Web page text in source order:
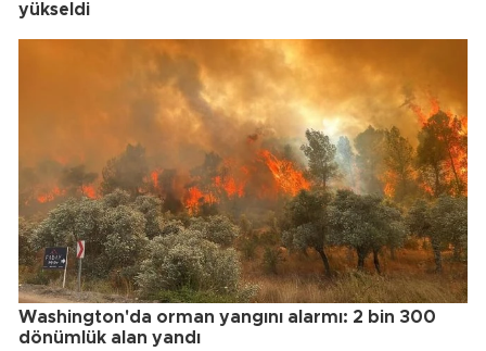
yükseldi
Washington'da orman yangını alarmı: 2 bin 300
dönümlük alan yandı